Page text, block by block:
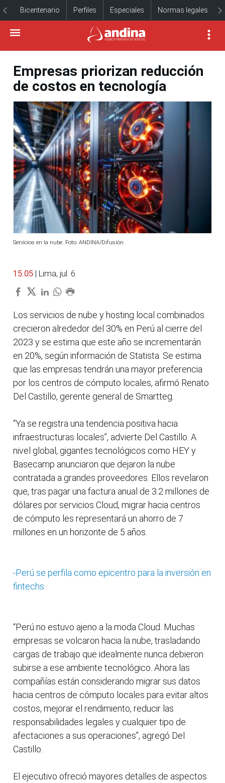
Bicentenario Perfiles Especiales Normas legales
Empresas priorizan reducción
de costos en tecnología
Servicios en la nube. Foto: ANDINA/Difusión
15:05 | Lima, jul. 6.
Los servicios de nube y hosting local combinados
crecieron alrededor del 30% en Perú al cierre del
2023 y se estima que este año se incrementarán
en 20%, según información de Statista. Se estima
que las empresas tendrán una mayor preferencia
por los centros de cómputo locales, afirmó Renato
Del Castillo, gerente general de Smartteg.
“Ya se registra una tendencia positiva hacia
infraestructuras locales”, advierte Del Castillo. A
nivel global, gigantes tecnológicos como HEY y
Basecamp anunciaron que dejaron la nube
contratada a grandes proveedores. Ellos revelaron
que, tras pagar una factura anual de 3.2 millones de
dólares por servicios Cloud, migrar hacia centros
de cómputo les representará un ahorro de 7
millones en un horizonte de 5 años.
-Perú se perfila como epicentro para la inversión en
fintechs
“Perú no estuvo ajeno a la moda Cloud. Muchas
empresas se volcaron hacia la nube, trasladando
cargas de trabajo que idealmente nunca debieron
subirse a ese ambiente tecnológico. Ahora las
compañías están considerando migrar sus datos
hacia centros de cómputo locales para evitar altos
costos, mejorar el rendimiento, reducir las
responsabilidades legales y cualquier tipo de
afectaciones a sus operaciones”, agregó Del
Castillo.
El ejecutivo ofreció mayores detalles de aspectos